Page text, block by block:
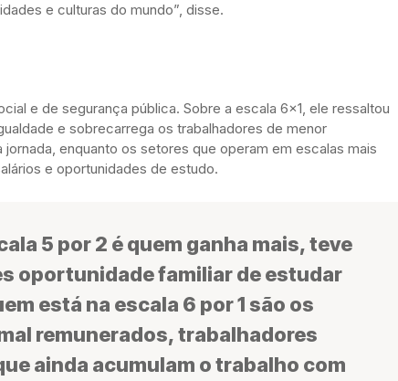
e culturas do mundo”, disse.
e de segurança pública. Sobre a escala 6×1, ele ressaltou
e sobrecarrega os trabalhadores de menor
enquanto os setores que operam em escalas mais
e oportunidades de estudo.
5 por 2 é quem ganha mais, teve
oportunidade familiar de estudar
está na escala 6 por 1 são os
remunerados, trabalhadores
ainda acumulam o trabalho com